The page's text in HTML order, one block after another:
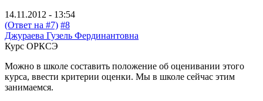
14.11.2012 - 13:54
(Ответ на #7) #8
Джураева Гузель Фердинантовна
Курс ОРКСЭ
Можно в школе составить положение об оценивании этого
курса, ввести критерии оценки. Мы в школе сейчас этим
занимаемся.